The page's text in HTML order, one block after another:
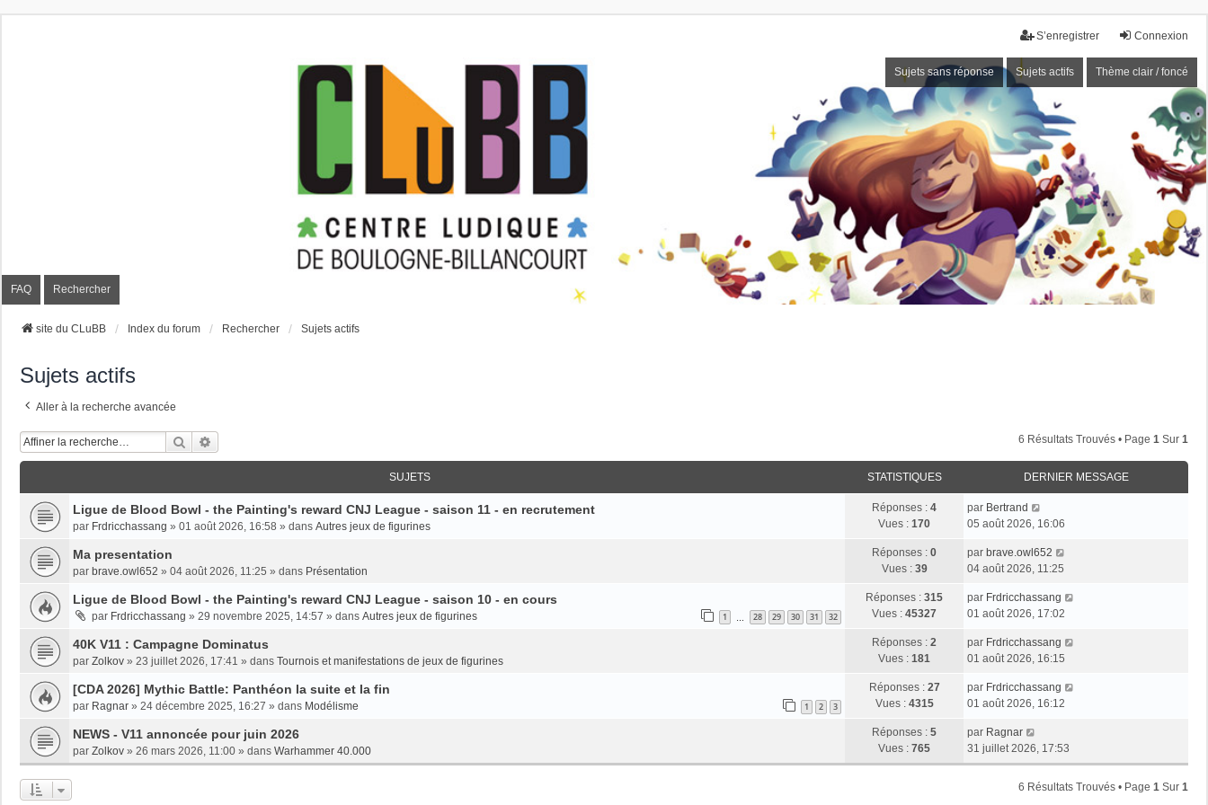
Connexion
S’enregistrer
Sujets sans réponse Sujets actifs Thème clair / foncé
FAQ Rechercher
site du CLuBB Index du forum Rechercher Sujets actifs
Sujets actifs
Aller à la recherche avancée
Rechercher 6 Résultats Trouvés • Page 1 Sur 1
SUJETS STATISTIQUES DERNIER MESSAGE
Ligue de Blood Bowl - the Painting's reward CNJ League - saison 11 - en recrutement
par Frdricchassang » 01 août 2026, 16:58 » dans Autres jeux de figurines
Réponses : 4
Vues : 170
par Bertrand
05 août 2026, 16:06
Ma presentation
par brave.owl652 » 04 août 2026, 11:25 » dans Présentation
Réponses : 0
Vues : 39
par brave.owl652
04 août 2026, 11:25
Ligue de Blood Bowl - the Painting's reward CNJ League - saison 10 - en cours
par Frdricchassang » 29 novembre 2025, 14:57 » dans Autres jeux de figurines 1 28 29 30 31 32
Réponses : 315
Vues : 45327
par Frdricchassang
01 août 2026, 17:02
40K V11 : Campagne Dominatus
par Zolkov » 23 juillet 2026, 17:41 » dans Tournois et manifestations de jeux de figurines
Réponses : 2
Vues : 181
par Frdricchassang
01 août 2026, 16:15
[CDA 2026] Mythic Battle: Panthéon la suite et la fin
par Ragnar » 24 décembre 2025, 16:27 » dans Modélisme 1 2 3
Réponses : 27
Vues : 4315
par Frdricchassang
01 août 2026, 16:12
NEWS - V11 annoncée pour juin 2026
par Zolkov » 26 mars 2026, 11:00 » dans Warhammer 40.000
Réponses : 5
Vues : 765
par Ragnar
31 juillet 2026, 17:53
6 Résultats Trouvés • Page 1 Sur 1